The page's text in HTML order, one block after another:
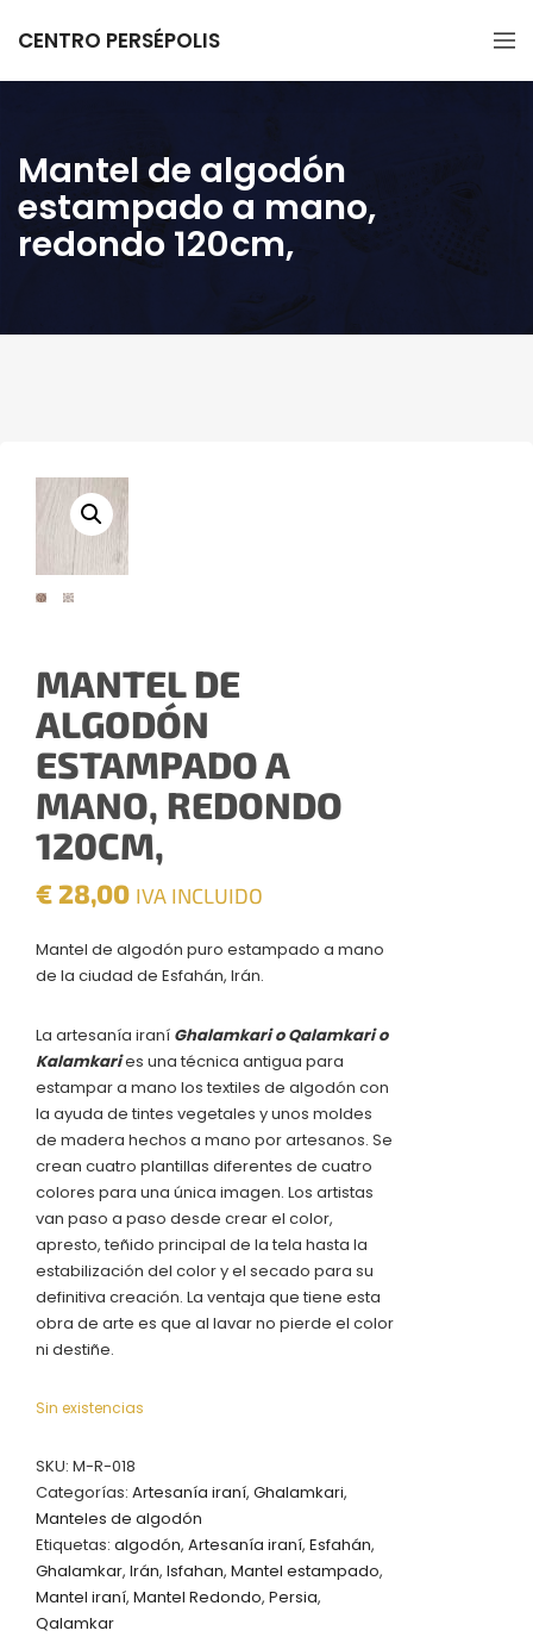
CENTRO PERSÉPOLIS
Mantel de algodón
estampado a mano,
redondo 120cm,
MANTEL DE
ALGODÓN
ESTAMPADO A
MANO, REDONDO
120CM,
€28,00 IVA INCLUIDO
Mantel de algodón puro estampado a mano
de la ciudad de Esfahán, Irán.
La artesanía iraní Ghalamkari o Qalamkari o
Kalamkaries una técnica antigua para
estampar a mano los textiles de algodón con
la ayuda de tintes vegetales y unos moldes
de madera hechos a mano por artesanos. Se
crean cuatro plantillas diferentes de cuatro
colores para una única imagen. Los artistas
van paso a paso desde crear el color,
apresto, teñido principal de la tela hasta la
estabilización del color y el secado para su
definitiva creación. La ventaja que tiene esta
obra de arte es que al lavar no pierde el color
ni destiñe.
Sin existencias
SKU: M-R-018
Categorías: Artesanía iraní, Ghalamkari,
Manteles de algodón
Etiquetas: algodón, Artesanía iraní, Esfahán,
Ghalamkar, Irán, Isfahan, Mantel estampado,
Mantel iraní, Mantel Redondo, Persia,
Qalamkar